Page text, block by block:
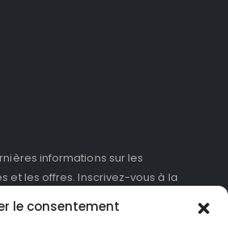
le consentement
informations sur les
et les offres. Inscrivez-vous à la